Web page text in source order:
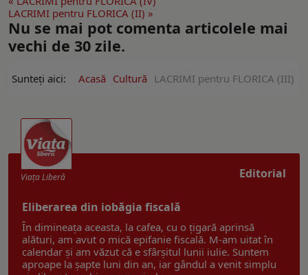
LACRIMI pentru FLORICA (II) »
Nu se mai pot comenta articolele mai
vechi de 30 zile.
Sunteți aici: Acasă Cultură LACRIMI pentru FLORICA (III)
Editorial
Viaţa Liberă
Eliberarea din iobăgia fiscală
În dimineața aceasta, la cafea, cu o țigară aprinsă
alături, am avut o mică epifanie fiscală. M-am uitat în
calendar și am văzut că e sfârșitul lunii iulie. Suntem
aproape la șapte luni din an, iar gândul a venit simplu